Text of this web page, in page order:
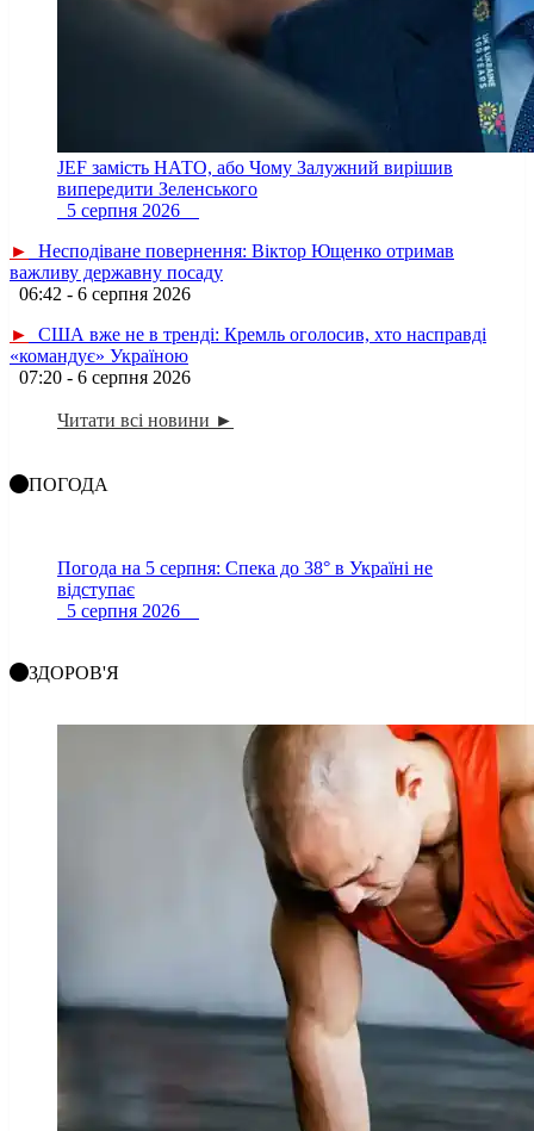
JEF замість НАТО, або Чому Залужний вирішив
випередити Зеленського
5 серпня 2026
►
Несподіване повернення: Віктор Ющенко отримав
важливу державну посаду
06:42 - 6 серпня 2026
►
США вже не в тренді: Кремль оголосив, хто насправді
«командує» Україною
07:20 - 6 серпня 2026
Читати всі новини ►
ПОГОДА
Погода на 5 серпня: Спека до 38° в Україні не
відступає
5 серпня 2026
ЗДОРОВ'Я